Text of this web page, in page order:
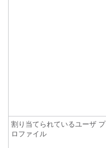
割り当てられているユーザ プ
ロファイル